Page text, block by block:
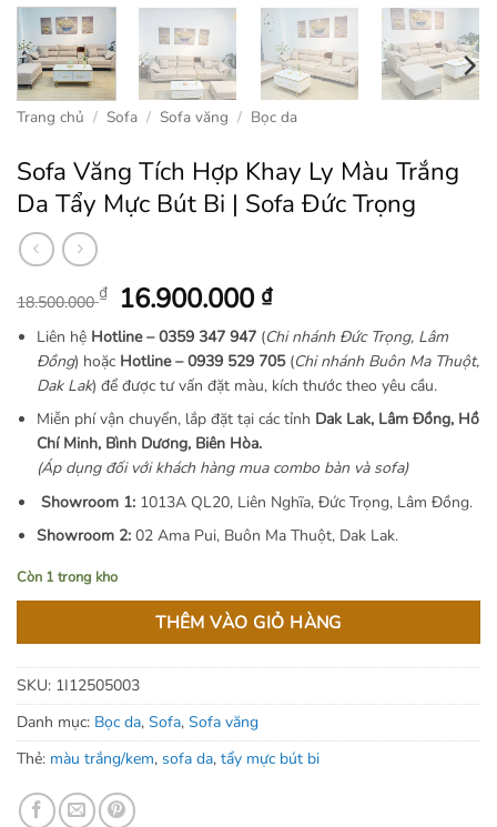
Trang chủ / Sofa / Sofa văng / Bọc da
Sofa Văng Tích Hợp Khay Ly Màu Trắng
Da Tẩy Mực Bút Bi | Sofa Đức Trọng
18.500.000₫ Giá
gốc
là:
18.500.000 ₫.
16.900.000 ₫Giá
hiện
tại
là:
16.900.000 ₫.
Liên hệ Hotline – 0359 347 947 (Chi nhánh Đức Trọng, Lâm
Đồng) hoặc Hotline – 0939 529 705(Chi nhánh Buôn Ma Thuột,
Dak Lak) để được tư vấn đặt màu, kích thước theo yêu cầu.
Miễn phí vận chuyển, lắp đặt tại các tỉnh Dak Lak, Lâm Đồng, Hồ
Chí Minh, Bình Dương, Biên Hòa.
(Áp dụng đối với khách hàng mua combo bàn và sofa)
Showroom 1: 1013A QL20, Liên Nghĩa, Đức Trọng, Lâm Đồng.
Showroom 2: 02 Ama Pui, Buôn Ma Thuột, Dak Lak.
Còn 1 trong kho
THÊM VÀO GIỎ HÀNG
SKU: 1I12505003
Danh mục: Bọc da, Sofa, Sofa văng
Thẻ: màu trắng/kem, sofa da, tẩy mực bút bi